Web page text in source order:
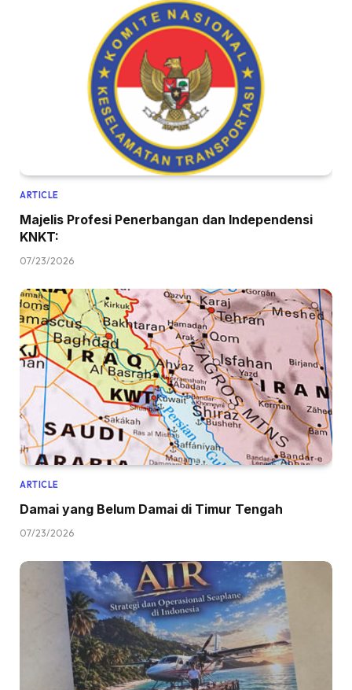
ARTICLE
Majelis Profesi Penerbangan dan Independensi
KNKT:
07/23/2026
ARTICLE
Damai yang Belum Damai di Timur Tengah
07/23/2026